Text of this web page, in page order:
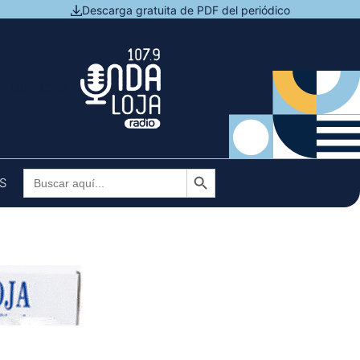
Descarga gratuita de PDF del periódico
Buscar: Botón de búsqueda